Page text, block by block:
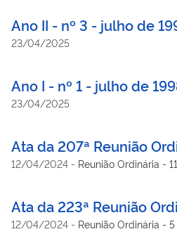
Ano II - nº 3 - julho de
23/04/2025
Ano I - nº 1 - julho de
23/04/2025
Ata da 207ª Reunião
12/04/2024 - Reunião Ordinária -
Ata da 223ª Reunião
12/04/2024 - Reunião Ordinária -